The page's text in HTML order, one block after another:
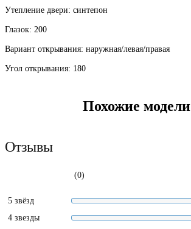
Утепление двери: синтепон
Глазок: 200
Вариант открывания: наружная/левая/правая
Угол открывания: 180
Похожие модели
Отзывы
(0)
5 звёзд
4 звезды